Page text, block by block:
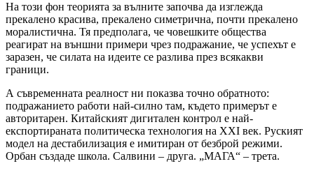
На този фон теорията за вълните започва да изглежда
прекалено красива, прекалено симетрична, почти прекалено
моралистична. Тя предполага, че човешките общества
реагират на външни примери чрез подражание, че успехът е
заразен, че силата на идеите се разлива през всякакви
граници.
А съвременната реалност ни показва точно обратното:
подражанието работи най-силно там, където примерът е
авторитарен. Китайският дигитален контрол е най-
експортираната политическа технология на XXI век. Руският
модел на дестабилизация е имитиран от безброй режими.
Орбан създаде школа. Салвини – друга. „МАГА“ – трета.